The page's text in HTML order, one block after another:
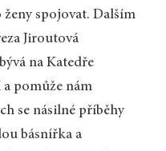
spojovat. Dalším
Jiroutová
na Katedře
pomůže nám
se násilné příběhy
básnířka a